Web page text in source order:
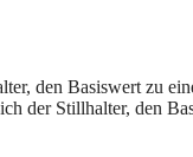
den Basiswert zu
der Stillhalter, den